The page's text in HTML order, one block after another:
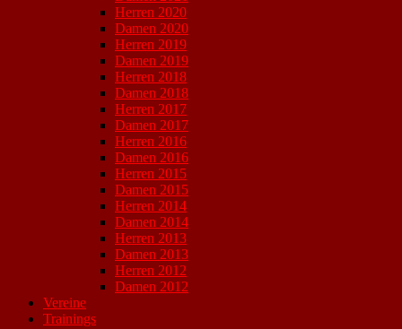
Herren 2020
Damen 2020
Herren 2019
Damen 2019
Herren 2018
Damen 2018
Herren 2017
Damen 2017
Herren 2016
Damen 2016
Herren 2015
Damen 2015
Herren 2014
Damen 2014
Herren 2013
Damen 2013
Herren 2012
Damen 2012
Vereine
Trainings